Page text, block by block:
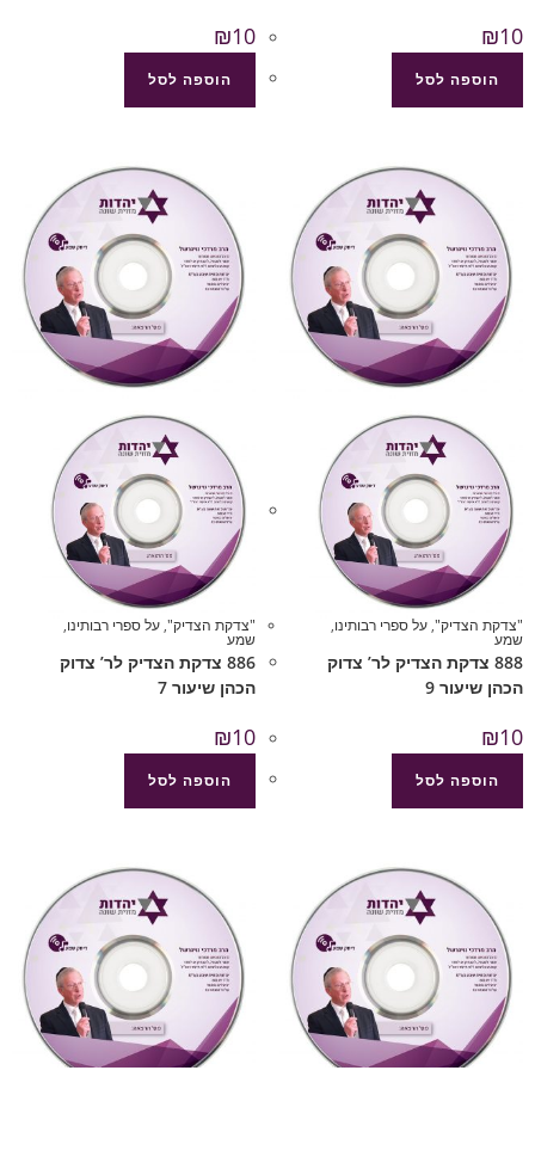
₪10
הוספה לסל
₪10
הוספה לסל
"צדקת הצדיק",על ספרי רבותינו,
שמע
888 צדקת הצדיק לר’ צדוק
הכהן שיעור 9
₪10
הוספה לסל
"צדקת הצדיק",על ספרי רבותינו,
שמע
886 צדקת הצדיק לר’ צדוק
הכהן שיעור 7
₪10
הוספה לסל